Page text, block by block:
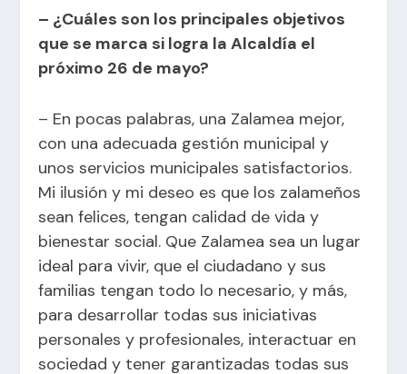
– ¿Cuáles son los principales objetivos
que se marca si logra la Alcaldía el
próximo 26 de mayo?
– En pocas palabras, una Zalamea mejor,
con una adecuada gestión municipal y
unos servicios municipales satisfactorios.
Mi ilusión y mi deseo es que los zalameños
sean felices, tengan calidad de vida y
bienestar social. Que Zalamea sea un lugar
ideal para vivir, que el ciudadano y sus
familias tengan todo lo necesario, y más,
para desarrollar todas sus iniciativas
personales y profesionales, interactuar en
sociedad y tener garantizadas todas sus